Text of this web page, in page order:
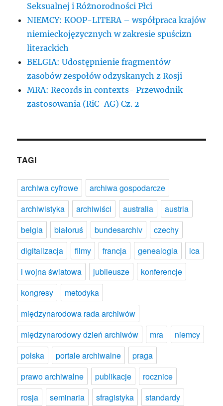
Seksualnej i Różnorodności Płci
NIEMCY: KOOP-LITERA – współpraca krajów
niemieckojęzycznych w zakresie spuścizn
literackich
BELGIA: Udostępnienie fragmentów
zasobów zespołów odzyskanych z Rosji
MRA: Records in contexts- Przewodnik
zastosowania (RiC-AG) Cz. 2
TAGI
archiwa cyfrowe
archiwa gospodarcze
archiwistyka
archiwiści australia
austria
belgia
białoruś bundesarchiv
czechy
digitalizacja
filmy francja genealogia
ica
i wojna światowa
jubileusze
konferencje
kongresy
metodyka
międzynarodowa rada archiwów
międzynarodowy dzień archiwów
mra
niemcy
polska
portale archiwalne
praga
prawo archiwalne
publikacje
rocznice
rosja
seminaria sfragistyka standardy